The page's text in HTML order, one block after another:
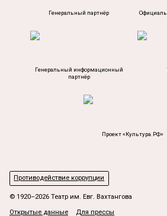
Генеральный партнёр
Генеральный информационный
партнёр
Проект «Культура.РФ»
Противодействие коррупции
© 1920–2026 Театр им. Евг. Вахтангова
Открытые данные Для прессы